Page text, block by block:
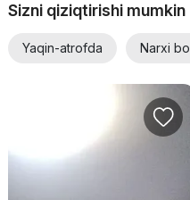
Sizni qiziqtirishi mumkin
Yaqin-atrofda Narxi